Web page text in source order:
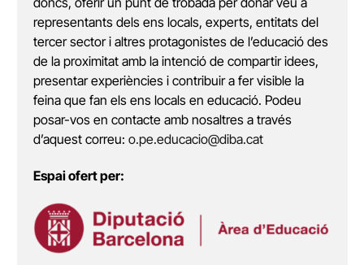
representants dels ens locals, experts, entitats del
tercer sector i altres protagonistes de l’educació des
de la proximitat amb la intenció de compartir idees,
presentar experiències i contribuir a fer visible la
feina que fan els ens locals en educació. Podeu
posar-vos en contacte amb nosaltres a través
d’aquest correu: o.pe.educacio@diba.cat
Espai ofert per: